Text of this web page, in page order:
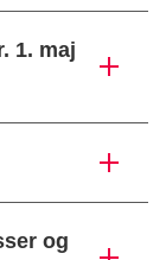
1. maj
og